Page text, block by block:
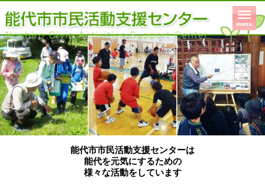
能代市市民活動支援センターは
能代を元気にするための
様々な活動をしています